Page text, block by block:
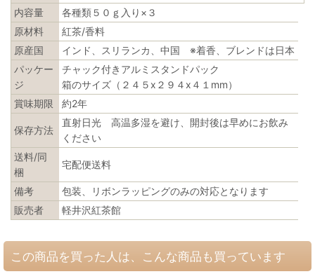
内容量
各種類５０ｇ入り×３
原材料
紅茶/香料
原産国
インド、スリランカ、中国 ※着香、ブレンドは日本
パッケー
ジ
チャック付きアルミスタンドパック
箱のサイズ（２４５x２９４x４１mm）
賞味期限
約2年
保存方法
直射日光 高温多湿を避け、開封後は早めにお飲み
ください
送料/同
梱
宅配便送料
備考
包装、リボンラッピングのみの対応となります
販売者
軽井沢紅茶館
この商品を買った人は、こんな商品も買っています